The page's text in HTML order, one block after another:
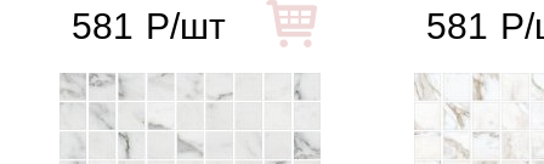
581 Р/шт
581 Р/